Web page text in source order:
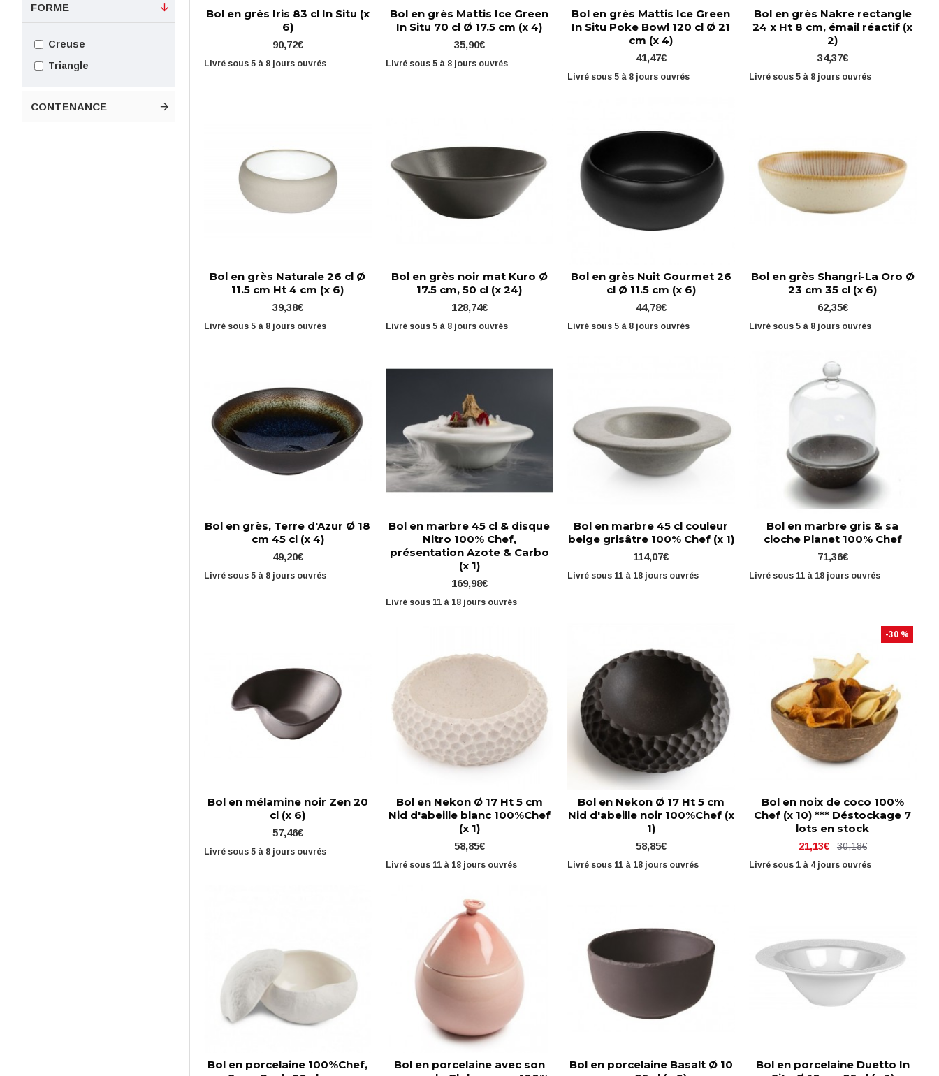
CONTENANCE
Rose
Turquoise
Noix de coco
Résine
Terre cuite
FORME
Creuse
Triangle
Bol en grès Iris 83 cl In Situ (x
6)
90,72€
Livré sous 5 à 8 jours ouvrés
Bol en grès Mattis Ice Green
In Situ 70 cl Ø 17.5 cm (x 4)
35,90€
Livré sous 5 à 8 jours ouvrés
Bol en grès Mattis Ice Green
In Situ Poke Bowl 120 cl Ø 21
cm (x 4)
41,47€
Livré sous 5 à 8 jours ouvrés
Bol en grès Nakre rectangle
24 x Ht 8 cm, émail réactif (x
2)
34,37€
Livré sous 5 à 8 jours ouvrés
Bol en grès Naturale 26 cl Ø
11.5 cm Ht 4 cm (x 6)
39,38€
Livré sous 5 à 8 jours ouvrés
Bol en grès noir mat Kuro Ø
17.5 cm, 50 cl (x 24)
128,74€
Livré sous 5 à 8 jours ouvrés
Bol en grès Nuit Gourmet 26
cl Ø 11.5 cm (x 6)
44,78€
Livré sous 5 à 8 jours ouvrés
Bol en grès Shangri-La Oro Ø
23 cm 35 cl (x 6)
62,35€
Livré sous 5 à 8 jours ouvrés
Bol en grès, Terre d'Azur Ø 18
cm 45 cl (x 4)
49,20€
Livré sous 5 à 8 jours ouvrés
Bol en marbre 45 cl & disque
Nitro 100% Chef,
présentation Azote & Carbo
(x 1)
169,98€
Livré sous 11 à 18 jours ouvrés
Bol en marbre 45 cl couleur
beige grisâtre 100% Chef (x 1)
114,07€
Livré sous 11 à 18 jours ouvrés
Bol en marbre gris & sa
cloche Planet 100% Chef
71,36€
Livré sous 11 à 18 jours ouvrés
Bol en mélamine noir Zen 20
cl (x 6)
57,46€
Livré sous 5 à 8 jours ouvrés
Bol en Nekon Ø 17 Ht 5 cm
Nid d'abeille blanc 100%Chef
(x 1)
58,85€
Livré sous 11 à 18 jours ouvrés
Bol en Nekon Ø 17 Ht 5 cm
Nid d'abeille noir 100%Chef (x
1)
58,85€
Livré sous 11 à 18 jours ouvrés
-30 %
Bol en noix de coco 100%
Chef (x 10) *** Déstockage 7
lots en stock
21,13€ 30,18€
Livré sous 1 à 4 jours ouvrés
Bol en porcelaine 100%Chef,
Bol en porcelaine avec son
Bol en porcelaine Basalt Ø 10
Bol en porcelaine Duetto In